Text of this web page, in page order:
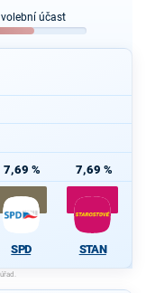
volební účast
7,69 %
SPD
7,69 %
STAN